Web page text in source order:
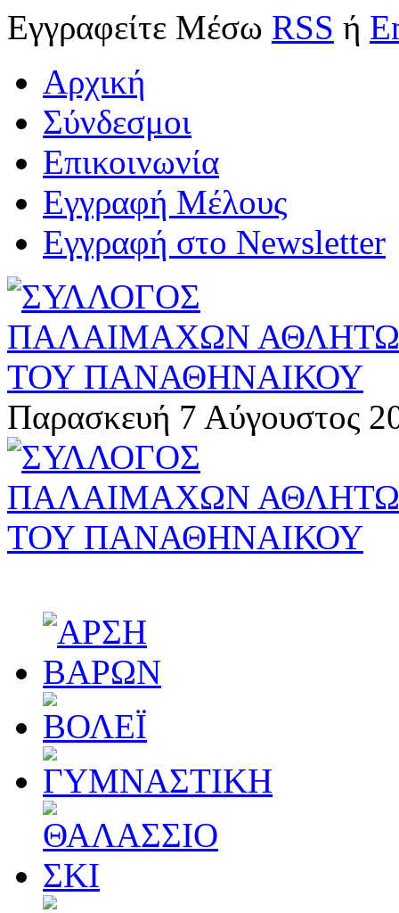
Εγγραφείτε Μέσω RSS ή
Αρχική
Σύνδεσμοι
Επικοινωνία
Εγγραφή Μέλους
Εγγραφή στο Newsletter
Παρασκευή 7 Αύγουστος